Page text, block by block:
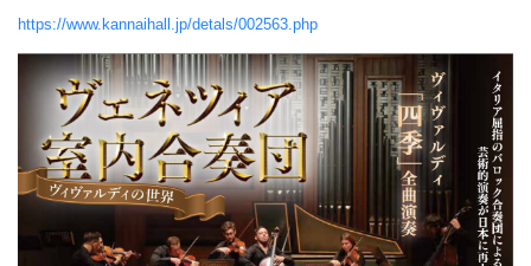
https://www.kannaihall.jp/detals/002563.php